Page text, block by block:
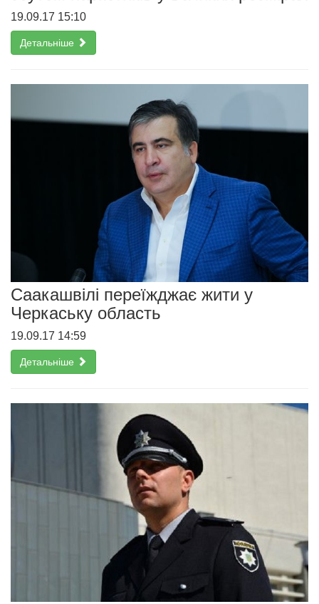
19.09.17 15:10
Детальніше
Саакашвілі переїжджає жити у
Черкаську область
19.09.17 14:59
Детальніше